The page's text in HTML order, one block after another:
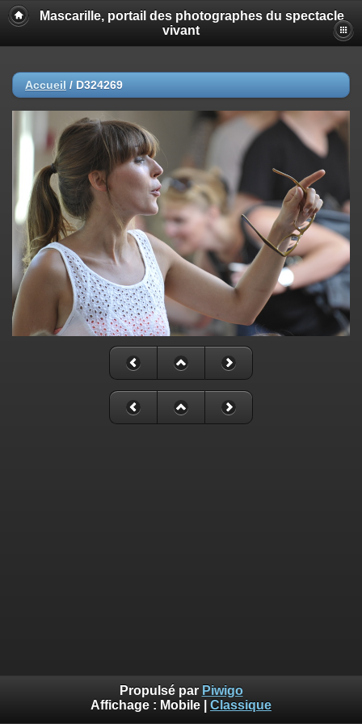
Mascarille, portail des photographes du spectacle
vivant
Accueil / D324269
Propulsé par Piwigo
Affichage : Mobile Classique